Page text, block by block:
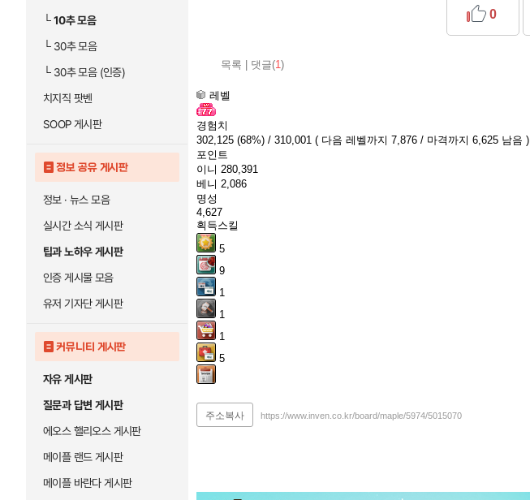
└10추 모음
└30추 모음
└30추 모음 (인증)
치지직 팟벤
SOOP 게시판
정보 공유 게시판
정보 · 뉴스 모음
실시간 소식 게시판
팁과 노하우 게시판
인증 게시물 모음
유저 기자단 게시판
커뮤니티 게시판
자유 게시판
질문과 답변 게시판
에오스 핼리오스 게시판
메이플 랜드 게시판
메이플 바란다 게시판
목록 댓글(1)
0
레벨
경험치
302,125 (68%) / 310,001 ( 다음 레벨까지 7,876 / 마격까지 6,625 남음 )
포인트
이니 280,391
베니 2,086
명성
4,627
획득스킬
5
9
1
1
1
5
주소복사 https://www.inven.co.kr/board/maple/5974/5015070